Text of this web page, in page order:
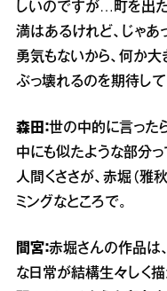
しいのですが…町を出
満はあるけれど、じゃあ
勇気もないから、何か
ぶっ壊れるのを期待し
森田：世の中的に言った
中にも似たような部分
人間くささが、赤堀（雅
ミングなところで。
間宮：赤堀さんの作品は
な日常が結構生々しく